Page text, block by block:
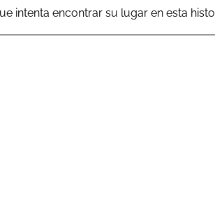
intenta encontrar su lugar en esta